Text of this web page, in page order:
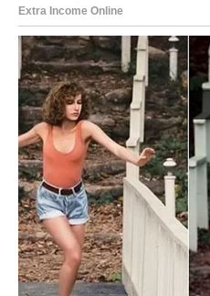
Strelčevi danas shvataju da
funkcioniše.
Neko vam pokazuje koliko
prostora za površnost.
Ako ste u vezi – partner želi
Ako ste sami – danas
nespremne.
Sudbina vas danas tera da